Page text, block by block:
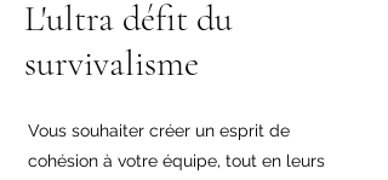
L'ultra défit du
survivalisme
Vous souhaiter créer un esprit de
cohésion à votre équipe, tout en leurs